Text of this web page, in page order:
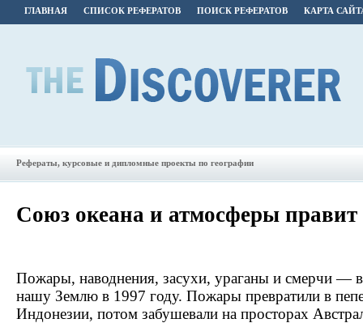
ГЛАВНАЯ СПИСОК РЕФЕРАТОВ ПОИСК РЕФЕРАТОВ КАРТА
Рефераты, курсовые и дипломные проекты по географии
Союз океана и атмосферы
Пожары, наводнения, засухи, ураганы и смерчи —
нашу Землю в 1997 году. Пожары превратили в
Индонезии, потом забушевали на просторах